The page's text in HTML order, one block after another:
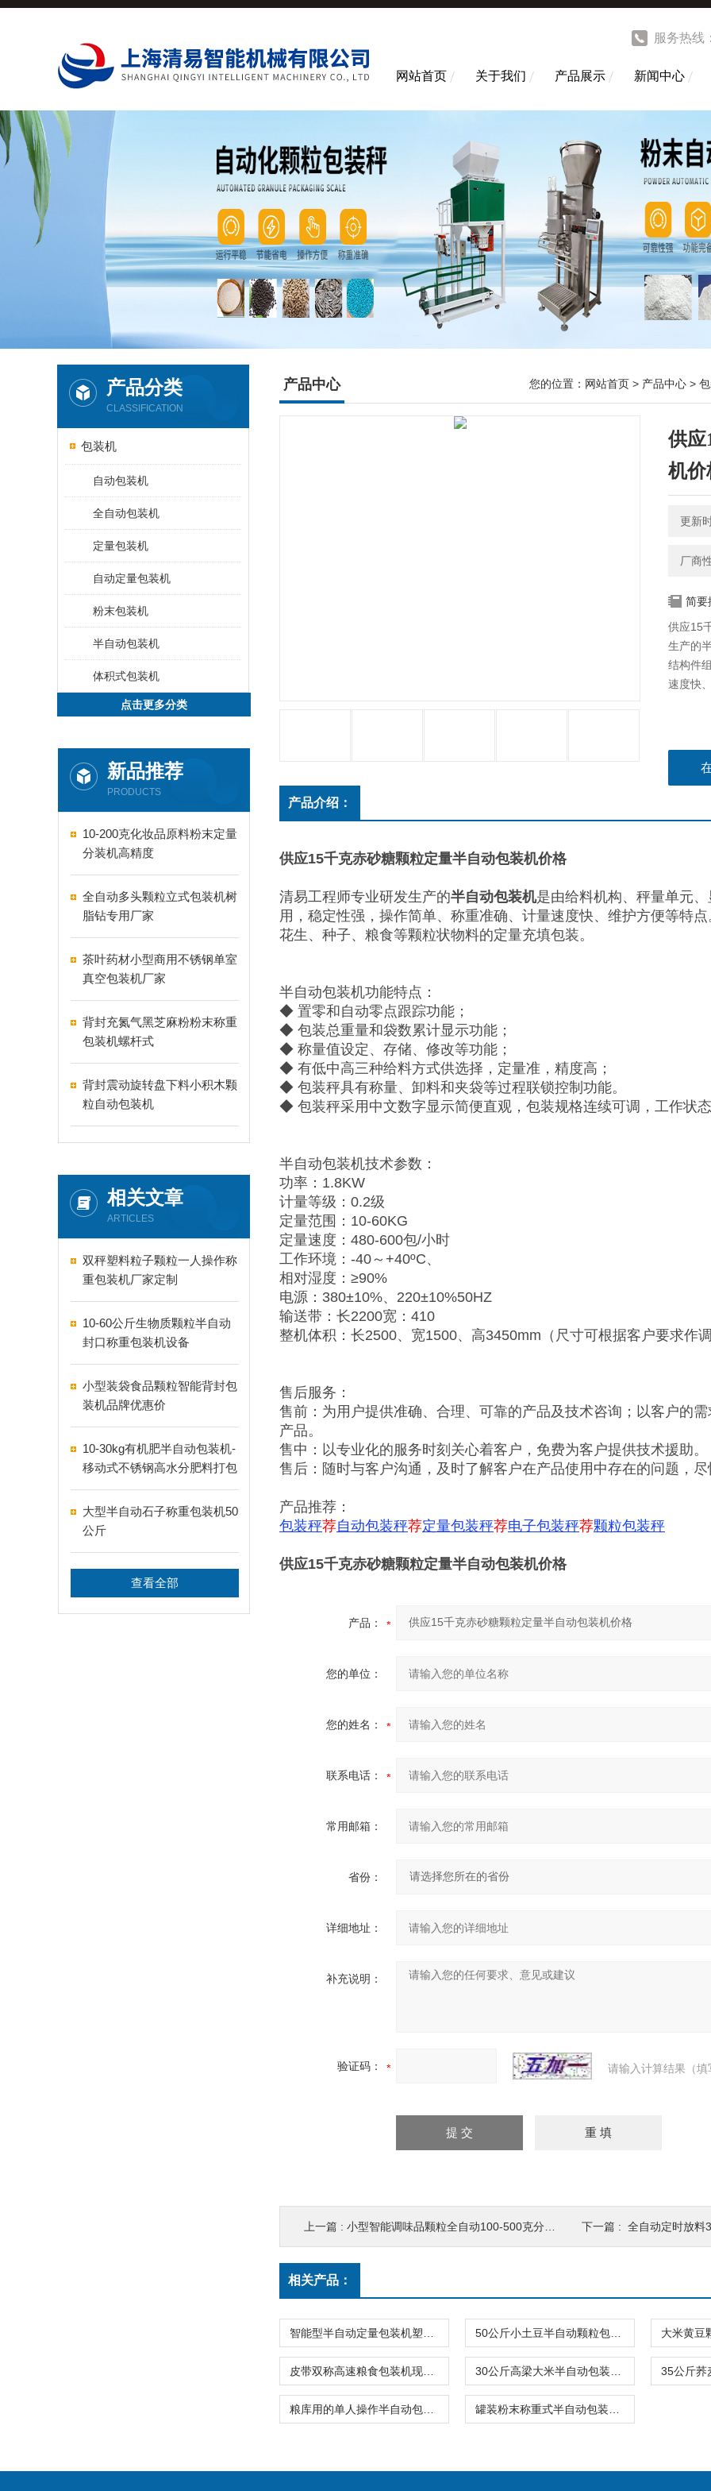
服务热线：
网站首页 关于我们 产品展示 新闻中心
产品分类
CLASSIFICATION
包装机
自动包装机
全自动包装机
定量包装机
自动定量包装机
粉末包装机
半自动包装机
体积式包装机
点击更多分类
新品推荐
PRODUCTS
10-200克化妆品原料粉末定量
分装机高精度
全自动多头颗粒立式包装机树
脂钻专用厂家
茶叶药材小型商用不锈钢单室
真空包装机厂家
背封充氮气黑芝麻粉粉末称重
包装机螺杆式
背封震动旋转盘下料小积木颗
粒自动包装机
相关文章
ARTICLES
双秤塑料粒子颗粒一人操作称
重包装机厂家定制
10-60公斤生物质颗粒半自动
封口称重包装机设备
小型装袋食品颗粒智能背封包
装机品牌优惠价
10-30kg有机肥半自动包装机-
移动式不锈钢高水分肥料打包
机
大型半自动石子称重包装机50
公斤
查看全部
产品中心 您的位置： 网站首页 > 产品中心 >
供应
机价
更新
厂商
简要
供应15
生产的
结构件
速度快
产品介绍：
供应15千克赤砂糖颗粒定量半自动包装机价格
清易工程师专业研发生产的半自动包装机是由给料机构、秤量单元
用，稳定性强，操作简单、称重准确、计量速度快、维护方便等特
花生、种子、粮食等颗粒状物料的定量充填包装。
半自动包装机功能特点：
◆ 置零和自动零点跟踪功能；
◆ 包装总重量和袋数累计显示功能；
◆ 称量值设定、存储、修改等功能；
◆ 有低中高三种给料方式供选择，定量准，精度高；
◆ 包装秤具有称量、卸料和夹袋等过程联锁控制功能。
◆ 包装秤采用中文数字显示简便直观，包装规格连续可调，工作状
半自动包装机技术参数：
功率：1.8KW
计量等级：0.2级
定量范围：10-60KG
定量速度：480-600包/小时
工作环境：-40～+40ºC、
相对湿度：≥90%
电源：380±10%、220±10%50HZ
输送带：长2200宽：410
整机体积：长2500、宽1500、高3450mm（尺寸可根据客户要求作调
售后服务：
售前：为用户提供准确、合理、可靠的产品及技术咨询；以客户的
产品。
售中：以专业化的服务时刻关心着客户，免费为客户提供技术援助。
售后：随时与客户沟通，及时了解客户在产品使用中存在的问题，尽
产品推荐：
包装秤荐自动包装秤荐定量包装秤荐电子包装秤荐颗粒包装秤
供应15千克赤砂糖颗粒定量半自动包装机价格
产品：
您的单位：
您的姓名：
联系电话：
常用邮箱：
省份：
详细地址：
补充说明：
验证码： 请输入计算结果（
上一篇 : 小型智能调味品颗粒全自动100-500克分装机 下一篇 : 全自动定时放料
相关产品：